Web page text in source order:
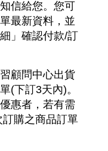
信給您。您可
最新資料，並
」確認付款/訂
顧問中心出貨
(下訂3天內)。
惠者，若有需
購之商品訂單